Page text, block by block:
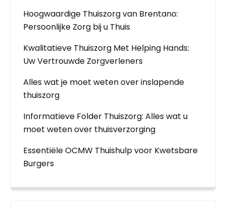
Hoogwaardige Thuiszorg van Brentano:
Persoonlijke Zorg bij u Thuis
Kwalitatieve Thuiszorg Met Helping Hands:
Uw Vertrouwde Zorgverleners
Alles wat je moet weten over inslapende
thuiszorg
Informatieve Folder Thuiszorg: Alles wat u
moet weten over thuisverzorging
Essentiële OCMW Thuishulp voor Kwetsbare
Burgers